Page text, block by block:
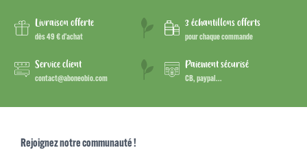
Livraison offerte
dès 49 € d’achat
3 échantillons offerts
pour chaque commande
Service client
contact@aboneobio.com
Paiement sécurisé
CB, paypal...
Rejoignez notre communauté !